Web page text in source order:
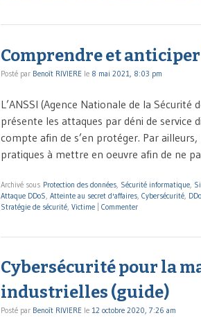
Comprendre et anticiper
Posté par Benoît RIVIERE le 8 mai 2021, 8:03 pm
L’ANSSI (Agence Nationale de la
présente les attaques par déni de service
compte afin de s’en protéger. Par
pratiques à mettre en oeuvre afin de ne
Archivé sous Protection des données Sécurité informatique
Attaque DDoS Atteinte au secret d'affaires Cybersécurité
Stratégie de sécurité Victime Commenter
Cybersécurité pour la
industrielles (guide)
Posté par Benoît RIVIERE le 12 octobre 2020, 7:26 am